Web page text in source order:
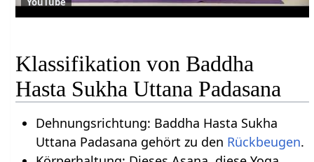
Klassifikation von Baddha
Hasta Sukha Uttana Padasana
Dehnungsrichtung: Baddha Hasta Sukha
Uttana Padasana gehört zu den Rückbeugen.